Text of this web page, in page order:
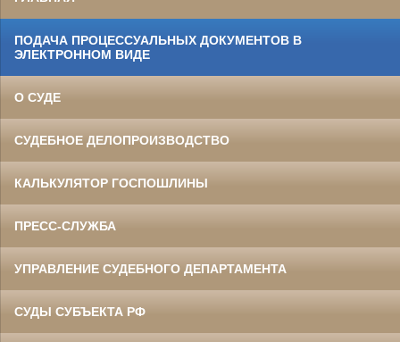
ПОДАЧА ПРОЦЕССУАЛЬНЫХ ДОКУМЕНТОВ В
ЭЛЕКТРОННОМ ВИДЕ
О СУДЕ
СУДЕБНОЕ ДЕЛОПРОИЗВОДСТВО
КАЛЬКУЛЯТОР ГОСПОШЛИНЫ
ПРЕСС-СЛУЖБА
УПРАВЛЕНИЕ СУДЕБНОГО ДЕПАРТАМЕНТА
СУДЫ СУБЪЕКТА РФ